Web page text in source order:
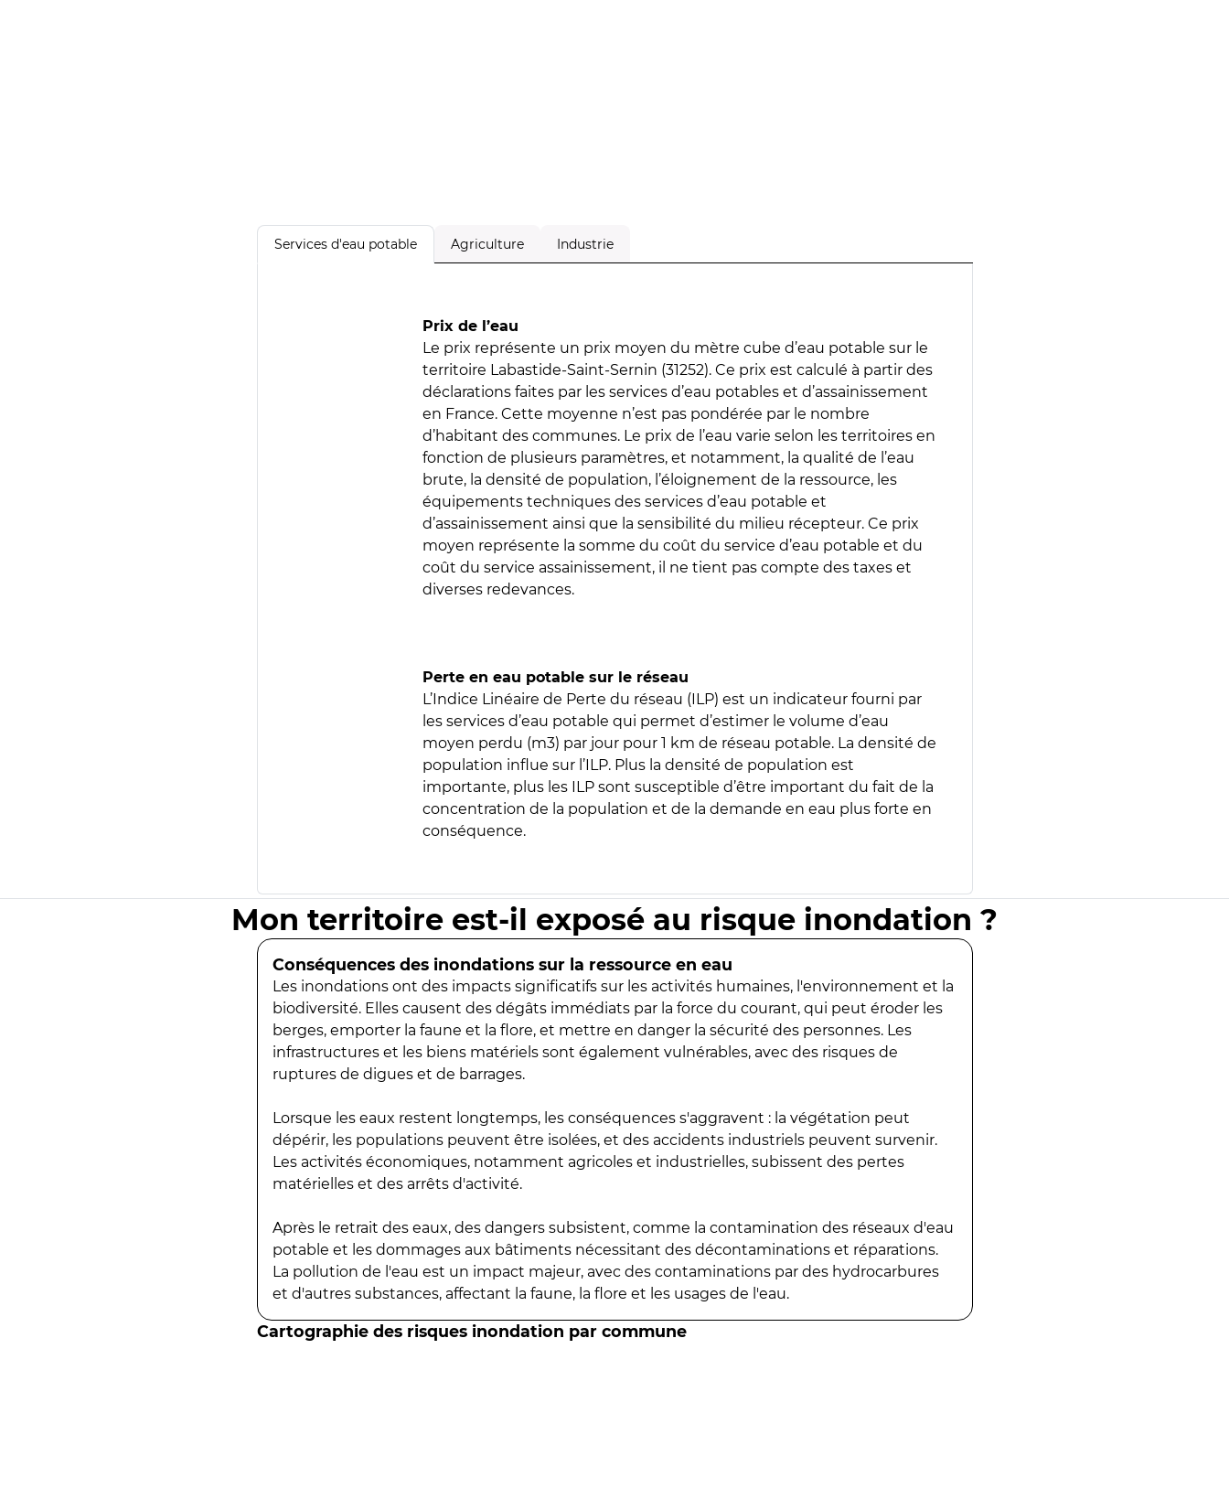
Services d'eau potable Agriculture Industrie
Prix de l’eau
Le prix représente un prix moyen du mètre cube d’eau potable sur le
territoire Labastide-Saint-Sernin (31252). Ce prix est calculé à partir des
déclarations faites par les services d’eau potables et d’assainissement
en France. Cette moyenne n’est pas pondérée par le nombre
d’habitant des communes. Le prix de l’eau varie selon les territoires en
fonction de plusieurs paramètres, et notamment, la qualité de l’eau
brute, la densité de population, l’éloignement de la ressource, les
équipements techniques des services d’eau potable et
d’assainissement ainsi que la sensibilité du milieu récepteur. Ce prix
moyen représente la somme du coût du service d’eau potable et du
coût du service assainissement, il ne tient pas compte des taxes et
diverses redevances.
Perte en eau potable sur le réseau
L’Indice Linéaire de Perte du réseau (ILP) est un indicateur fourni par
les services d’eau potable qui permet d’estimer le volume d’eau
moyen perdu (m3) par jour pour 1 km de réseau potable. La densité de
population influe sur l’ILP. Plus la densité de population est
importante, plus les ILP sont susceptible d’être important du fait de la
concentration de la population et de la demande en eau plus forte en
conséquence.
Mon territoire est-il exposé au risque inondation ?
Conséquences des inondations sur la ressource en eau
Les inondations ont des impacts significatifs sur les activités humaines, l'environnement et la
biodiversité. Elles causent des dégâts immédiats par la force du courant, qui peut éroder les
berges, emporter la faune et la flore, et mettre en danger la sécurité des personnes. Les
infrastructures et les biens matériels sont également vulnérables, avec des risques de
ruptures de digues et de barrages.
Lorsque les eaux restent longtemps, les conséquences s'aggravent : la végétation peut
dépérir, les populations peuvent être isolées, et des accidents industriels peuvent survenir.
Les activités économiques, notamment agricoles et industrielles, subissent des pertes
matérielles et des arrêts d'activité.
Après le retrait des eaux, des dangers subsistent, comme la contamination des réseaux d'eau
potable et les dommages aux bâtiments nécessitant des décontaminations et réparations.
La pollution de l'eau est un impact majeur, avec des contaminations par des hydrocarbures
et d'autres substances, affectant la faune, la flore et les usages de l'eau.
Cartographie des risques inondation par commune